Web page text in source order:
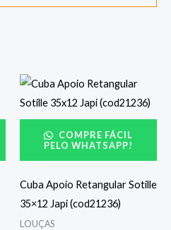
COMPRE FÁCIL
PELO WHATSAPP!
Cuba Apoio Retangular Sotille
35×12 Japi (cod21236)
LOUÇAS